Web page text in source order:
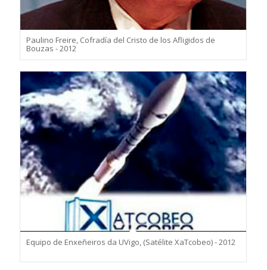
Paulino Freire, Cofradía del Cristo de los Afligidos de
Bouzas - 2012
Equipo de Enxeñeiros da UVigo, (Satélite XaTcobeo) - 2012